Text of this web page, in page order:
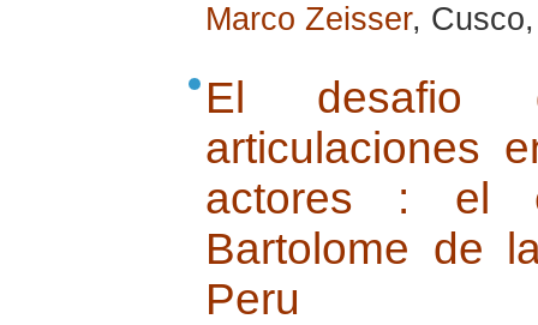
Marco Zeisser,
El desafio
articulaciones
actores : el
Bartolome de
Peru